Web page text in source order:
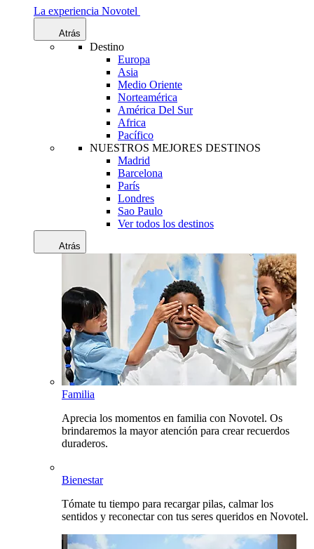
La experiencia Novotel
Atrás
Destino
Europa
Asia
Medio Oriente
Norteamérica
América Del Sur
Africa
Pacífico
NUESTROS MEJORES DESTINOS
Madrid
Barcelona
París
Londres
Sao Paulo
Ver todos los destinos
Atrás
Familia
Aprecia los momentos en familia con Novotel. Os
brindaremos la mayor atención para crear recuerdos
duraderos.
Bienestar
Tómate tu tiempo para recargar pilas, calmar los
sentidos y reconectar con tus seres queridos en Novotel.